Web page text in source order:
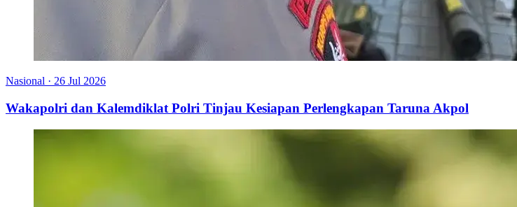
Nasional · 26 Jul 2026
Wakapolri dan Kalemdiklat Polri Tinjau Kesiapan Perlengkapan Taruna Akpol